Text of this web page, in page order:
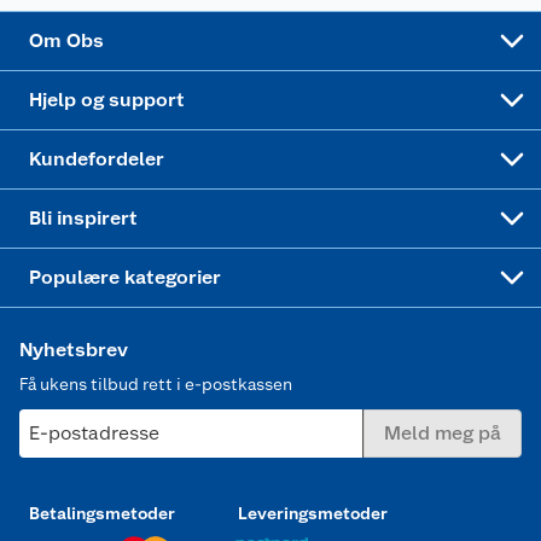
Om Obs
Hjelp og support
Kundefordeler
Bli inspirert
Populære kategorier
Nyhetsbrev
Få ukens tilbud rett i e-postkassen
E-postadresse Meld meg på
Betalingsmetoder Leveringsmetoder